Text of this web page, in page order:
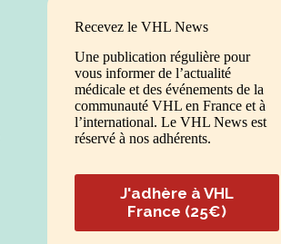
Recevez le VHL News
Une publication régulière pour
vous informer de l’actualité
médicale et des événements de la
communauté VHL en France et à
l’international. Le VHL News est
réservé à nos adhérents.
J'adhère à VHL
France (25€)